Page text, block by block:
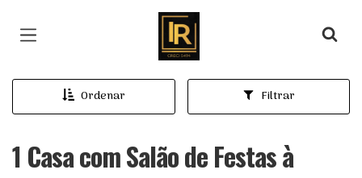
Página inicial
Ordenar Filtrar
1 Casa com Salão de Festas à